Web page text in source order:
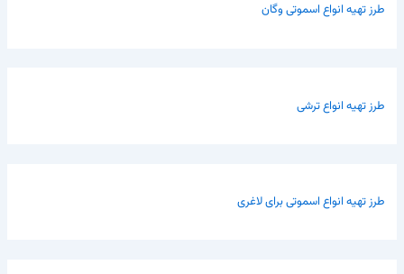
طرز تهیه انواع اسموتی وگان
طرز تهیه انواع ترشی
طرز تهیه انواع اسموتی برای لاغری